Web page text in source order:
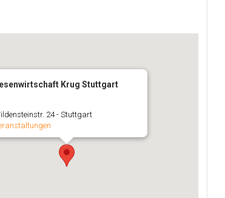
Krug Stuttgart
24 - Stuttgart